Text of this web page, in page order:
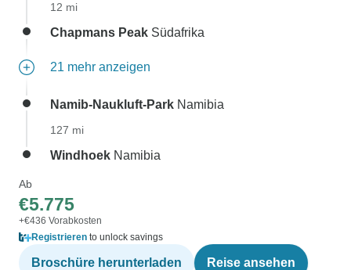
12 mi
Chapmans Peak Südafrika
21 mehr anzeigen
Namib-Naukluft-Park Namibia
127 mi
Windhoek Namibia
Ab
€5.775
+€436 Vorabkosten
Registrieren to unlock savings
Broschüre herunterladen Reise ansehen